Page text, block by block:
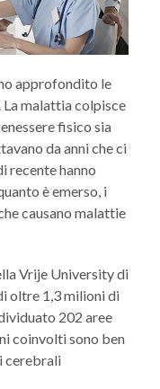
approfondito le
La malattia colpisce
fisico sia
da anni che ci
recente hanno
è emerso, i
causano malattie
Vrije University di
oltre 1,3 milioni di
202 aree
coinvolti sono ben
cerebrali